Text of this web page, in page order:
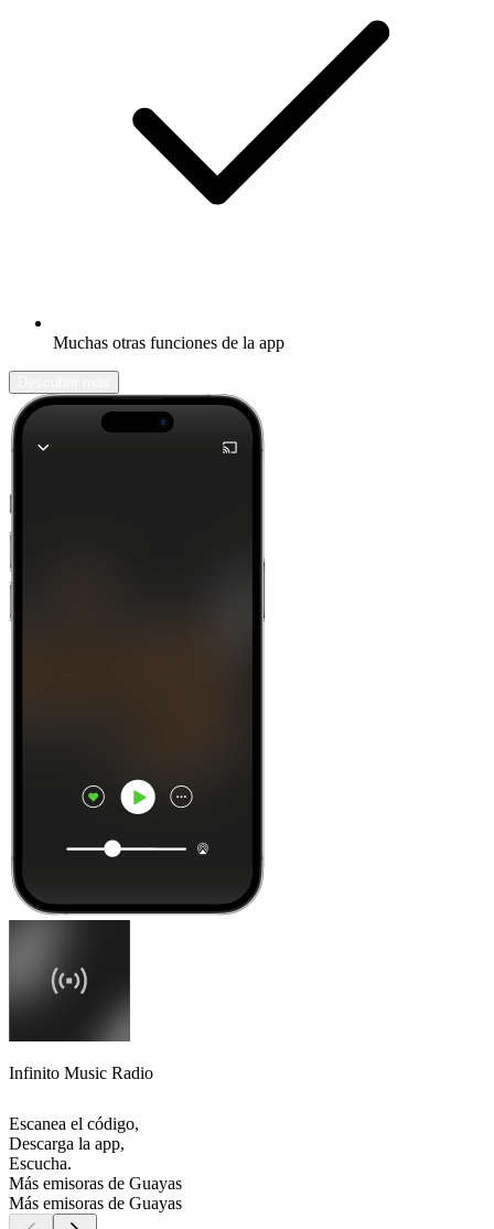
Muchas otras funciones de la app
Infinito Music Radio
Escanea el código,
Descarga la app,
Escucha.
Más emisoras de Guayas
Más emisoras de Guayas